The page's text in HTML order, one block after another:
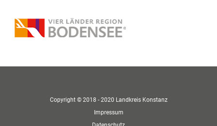
Copyright © 2018 - 2020 Landkreis Konstanz
Impressum